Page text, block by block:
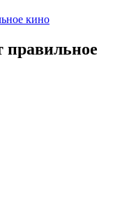
кино
правильное